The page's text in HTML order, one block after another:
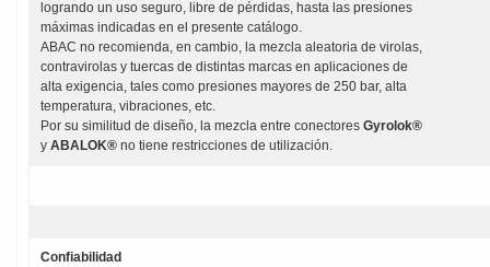
logrando un uso seguro, libre de pérdidas, hasta las presiones
máximas indicadas en el presente catálogo.
ABAC no recomienda, en cambio, la mezcla aleatoria de virolas,
contravirolas y tuercas de distintas marcas en aplicaciones de
alta exigencia, tales como presiones mayores de 250 bar, alta
temperatura, vibraciones, etc.
Por su similitud de diseño, la mezcla entre conectores Gyrolok®
y ABALOK® no tiene restricciones de utilización.
Confiabilidad